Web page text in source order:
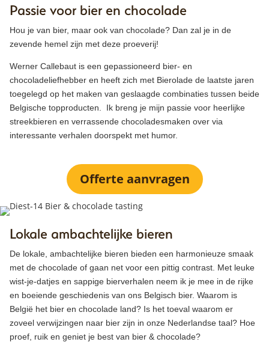
Passie voor bier en chocolade
Hou je van bier, maar ook van chocolade? Dan zal je in de
zevende hemel zijn met deze proeverij!
Werner Callebaut is een gepassioneerd bier- en
chocoladeliefhebber en heeft zich met Bierolade de laatste jaren
toegelegd op het maken van geslaagde combinaties tussen beide
Belgische topproducten. Ik breng je mijn passie voor heerlijke
streekbieren en verrassende chocoladesmaken over via
interessante verhalen doorspekt met humor.
Offerte aanvragen
Lokale ambachtelijke bieren
De lokale, ambachtelijke bieren bieden een harmonieuze smaak
met de chocolade of gaan net voor een pittig contrast. Met leuke
wist-je-datjes en sappige bierverhalen neem ik je mee in de rijke
en boeiende geschiedenis van ons Belgisch bier. Waarom is
België het bier en chocolade land? Is het toeval waarom er
zoveel verwijzingen naar bier zijn in onze Nederlandse taal? Hoe
proef, ruik en geniet je best van bier & chocolade?